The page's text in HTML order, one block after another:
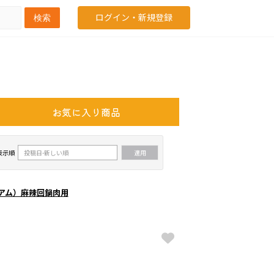
検索 ログイン・新規登録
お気に入り商品
示順
ム）麻辣回鍋肉用